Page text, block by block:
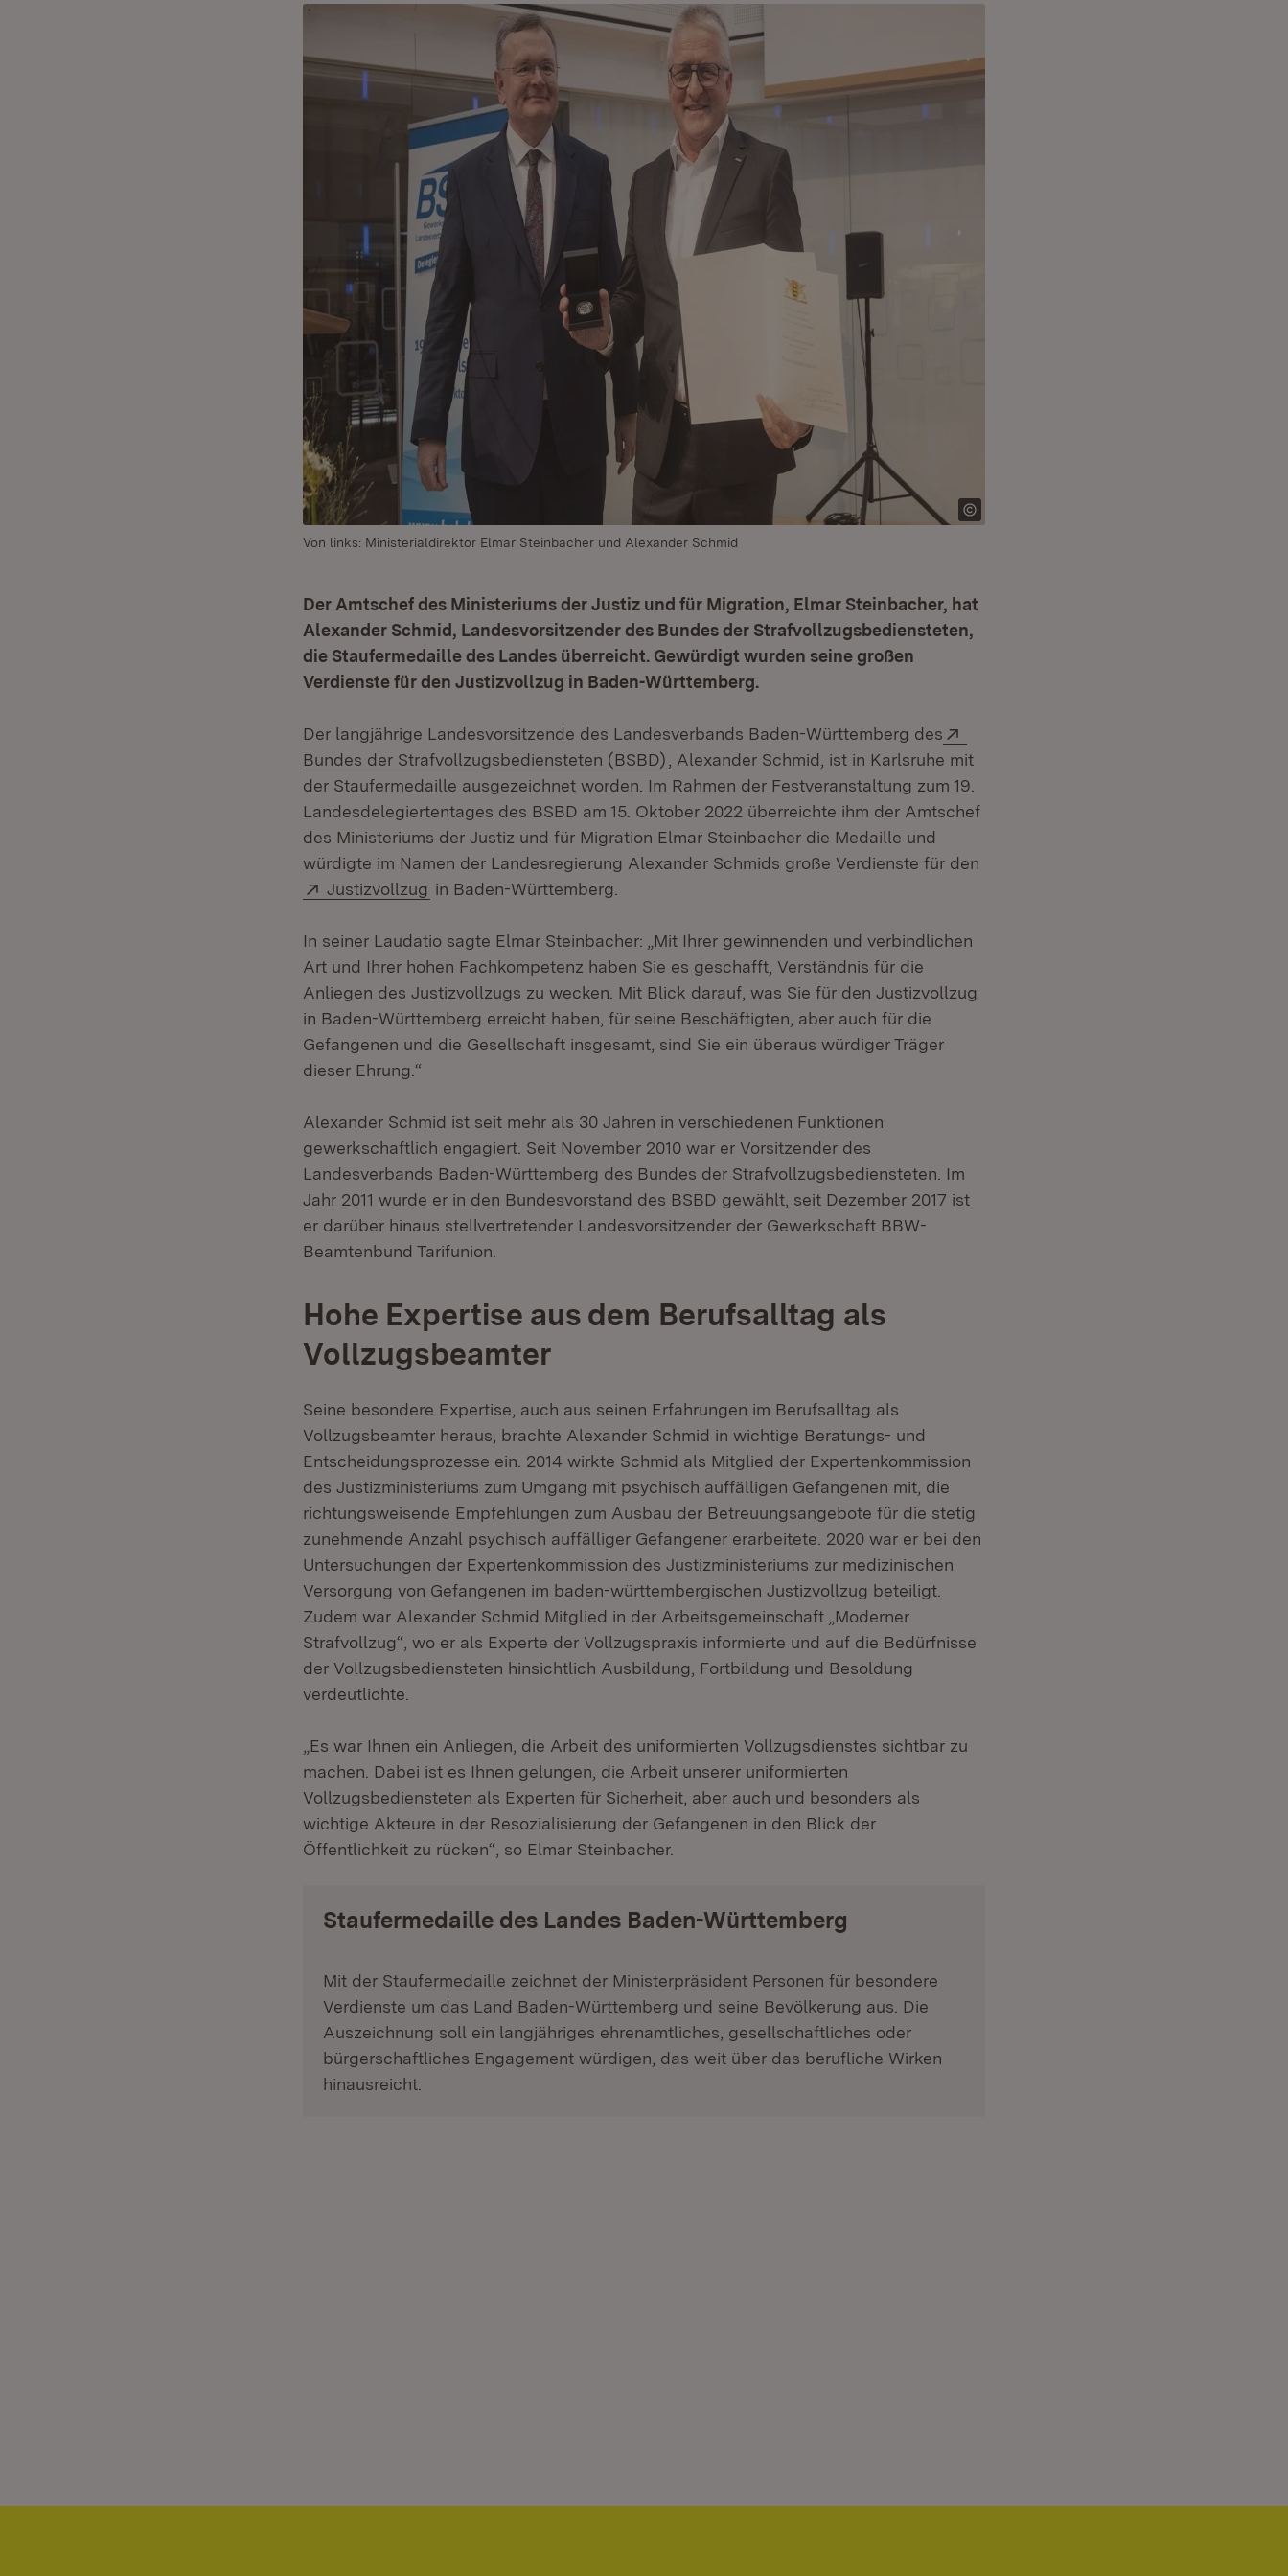
Von links: Ministerialdirektor Elmar Steinbacher und Alexander Schmid
Der Amtschef des Ministeriums der Justiz und für Migration, Elmar Steinbacher, hat
Alexander Schmid, Landesvorsitzender des Bundes der Strafvollzugsbediensteten,
die Staufermedaille des Landes überreicht. Gewürdigt wurden seine großen
Verdienste für den Justizvollzug in Baden-Württemberg.
Der langjährige Landesvorsitzende des Landesverbands Baden-Württemberg des
Bundes der Strafvollzugsbediensteten (BSBD) (Öffnet in neuem Fenster)
, Alexander Schmid, ist in Karlsruhe mit
der Staufermedaille ausgezeichnet worden. Im Rahmen der Festveranstaltung zum 19.
Landesdelegiertentages des BSBD am 15. Oktober 2022 überreichte ihm der Amtschef
des Ministeriums der Justiz und für Migration Elmar Steinbacher die Medaille und
würdigte im Namen der Landesregierung Alexander Schmids große Verdienste für den
Extern:
Justizvollzug (Öffnet in neuem Fenster)
in Baden-Württemberg.
In seiner Laudatio sagte Elmar Steinbacher: „Mit Ihrer gewinnenden und verbindlichen
Art und Ihrer hohen Fachkompetenz haben Sie es geschafft, Verständnis für die
Anliegen des Justizvollzugs zu wecken. Mit Blick darauf, was Sie für den Justizvollzug
in Baden-Württemberg erreicht haben, für seine Beschäftigten, aber auch für die
Gefangenen und die Gesellschaft insgesamt, sind Sie ein überaus würdiger Träger
dieser Ehrung.“
Alexander Schmid ist seit mehr als 30 Jahren in verschiedenen Funktionen
gewerkschaftlich engagiert. Seit November 2010 war er Vorsitzender des
Landesverbands Baden-Württemberg des Bundes der Strafvollzugsbediensteten. Im
Jahr 2011 wurde er in den Bundesvorstand des BSBD gewählt, seit Dezember 2017 ist
er darüber hinaus stellvertretender Landesvorsitzender der Gewerkschaft BBW-
Beamtenbund Tarifunion.
Hohe Expertise aus dem Berufsalltag als
Vollzugsbeamter
Seine besondere Expertise, auch aus seinen Erfahrungen im Berufsalltag als
Vollzugsbeamter heraus, brachte Alexander Schmid in wichtige Beratungs- und
Entscheidungsprozesse ein. 2014 wirkte Schmid als Mitglied der Expertenkommission
des Justizministeriums zum Umgang mit psychisch auffälligen Gefangenen mit, die
richtungsweisende Empfehlungen zum Ausbau der Betreuungsangebote für die stetig
zunehmende Anzahl psychisch auffälliger Gefangener erarbeitete. 2020 war er bei den
Untersuchungen der Expertenkommission des Justizministeriums zur medizinischen
Versorgung von Gefangenen im baden-württembergischen Justizvollzug beteiligt.
Zudem war Alexander Schmid Mitglied in der Arbeitsgemeinschaft „Moderner
Strafvollzug“, wo er als Experte der Vollzugspraxis informierte und auf die Bedürfnisse
der Vollzugsbediensteten hinsichtlich Ausbildung, Fortbildung und Besoldung
verdeutlichte.
„Es war Ihnen ein Anliegen, die Arbeit des uniformierten Vollzugsdienstes sichtbar zu
machen. Dabei ist es Ihnen gelungen, die Arbeit unserer uniformierten
Vollzugsbediensteten als Experten für Sicherheit, aber auch und besonders als
wichtige Akteure in der Resozialisierung der Gefangenen in den Blick der
Öffentlichkeit zu rücken“, so Elmar Steinbacher.
Staufermedaille des Landes Baden-Württemberg
Mit der Staufermedaille zeichnet der Ministerpräsident Personen für besondere
Verdienste um das Land Baden-Württemberg und seine Bevölkerung aus. Die
Auszeichnung soll ein langjähriges ehrenamtliches, gesellschaftliches oder
bürgerschaftliches Engagement würdigen, das weit über das berufliche Wirken
hinausreicht.